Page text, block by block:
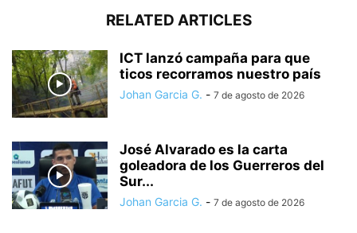
RELATED ARTICLES
ICT lanzó campaña para que
ticos recorramos nuestro país
Johan Garcia G. - 7 de agosto de 2026
José Alvarado es la carta
goleadora de los Guerreros del
Sur...
Johan Garcia G. - 7 de agosto de 2026